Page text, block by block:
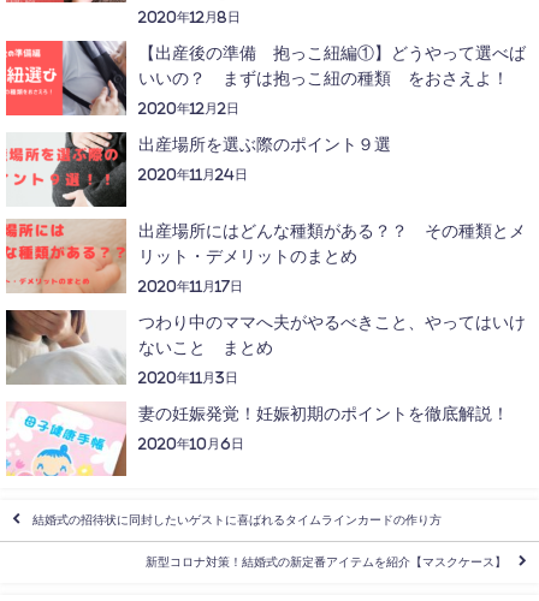
2020年12月8日
【出産後の準備 抱っこ紐編①】どうやって選べば
いいの？ まずは抱っこ紐の種類 をおさえよ！
2020年12月2日
出産場所を選ぶ際のポイント９選
2020年11月24日
出産場所にはどんな種類がある？？ その種類とメ
リット・デメリットのまとめ
2020年11月17日
つわり中のママへ夫がやるべきこと、やってはいけ
ないこと まとめ
2020年11月3日
妻の妊娠発覚！妊娠初期のポイントを徹底解説！
2020年10月6日
結婚式の招待状に同封したいゲストに喜ばれるタイムラインカードの作り方
新型コロナ対策！結婚式の新定番アイテムを紹介【マスクケース】